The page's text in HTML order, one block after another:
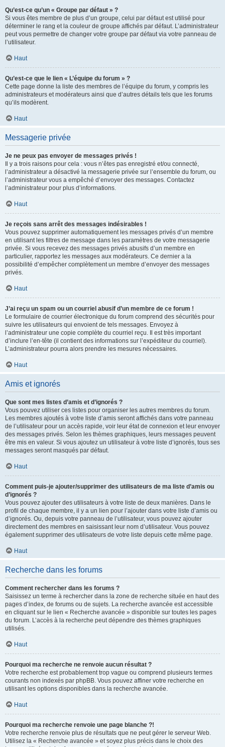
Qu’est-ce qu’un « Groupe par défaut » ?
Si vous êtes membre de plus d’un groupe, celui par défaut est utilisé pour
déterminer le rang et la couleur de groupe affichés par défaut. L’administrateur
peut vous permettre de changer votre groupe par défaut via votre panneau de
l’utilisateur.
Haut
Qu’est-ce que le lien « L’équipe du forum » ?
Cette page donne la liste des membres de l’équipe du forum, y compris les
administrateurs et modérateurs ainsi que d’autres détails tels que les forums
qu’ils modèrent.
Haut
Messagerie privée
Je ne peux pas envoyer de messages privés !
Il y a trois raisons pour cela : vous n’êtes pas enregistré et/ou connecté,
l’administrateur a désactivé la messagerie privée sur l’ensemble du forum, ou
l’administrateur vous a empêché d’envoyer des messages. Contactez
l’administrateur pour plus d’informations.
Haut
Je reçois sans arrêt des messages indésirables !
Vous pouvez supprimer automatiquement les messages privés d’un membre
en utilisant les filtres de message dans les paramètres de votre messagerie
privée. Si vous recevez des messages privés abusifs d’un membre en
particulier, rapportez les messages aux modérateurs. Ce dernier a la
possibilité d’empêcher complètement un membre d’envoyer des messages
privés.
Haut
J’ai reçu un spam ou un courriel abusif d’un membre de ce forum !
Le formulaire de courrier électronique du forum comprend des sécurités pour
suivre les utilisateurs qui envoient de tels messages. Envoyez à
l’administrateur une copie complète du courriel reçu. Il est très important
d’inclure l’en-tête (il contient des informations sur l’expéditeur du courriel).
L’administrateur pourra alors prendre les mesures nécessaires.
Haut
Amis et ignorés
Que sont mes listes d’amis et d’ignorés ?
Vous pouvez utiliser ces listes pour organiser les autres membres du forum.
Les membres ajoutés à votre liste d’amis seront affichés dans votre panneau
de l’utilisateur pour un accès rapide, voir leur état de connexion et leur envoyer
des messages privés. Selon les thèmes graphiques, leurs messages peuvent
être mis en valeur. Si vous ajoutez un utilisateur à votre liste d’ignorés, tous ses
messages seront masqués par défaut.
Haut
Comment puis-je ajouter/supprimer des utilisateurs de ma liste d’amis ou
d’ignorés ?
Vous pouvez ajouter des utilisateurs à votre liste de deux manières. Dans le
profil de chaque membre, il y a un lien pour l’ajouter dans votre liste d’amis ou
d’ignorés. Ou, depuis votre panneau de l’utilisateur, vous pouvez ajouter
directement des membres en saisissant leur nom d’utilisateur. Vous pouvez
également supprimer des utilisateurs de votre liste depuis cette même page.
Haut
Recherche dans les forums
Comment rechercher dans les forums ?
Saisissez un terme à rechercher dans la zone de recherche située en haut des
pages d’index, de forums ou de sujets. La recherche avancée est accessible
en cliquant sur le lien « Recherche avancée » disponible sur toutes les pages
du forum. L’accès à la recherche peut dépendre des thèmes graphiques
utilisés.
Haut
Pourquoi ma recherche ne renvoie aucun résultat ?
Votre recherche est probablement trop vague ou comprend plusieurs termes
courants non indexés par phpBB. Vous pouvez affiner votre recherche en
utilisant les options disponibles dans la recherche avancée.
Haut
Pourquoi ma recherche renvoie une page blanche ?!
Votre recherche renvoie plus de résultats que ne peut gérer le serveur Web.
Utilisez la « Recherche avancée » et soyez plus précis dans le choix des